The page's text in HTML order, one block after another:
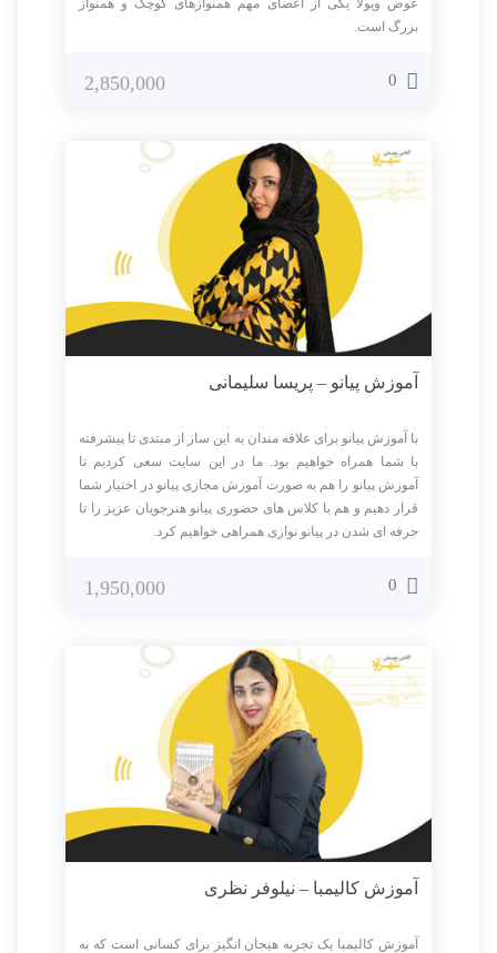
عوض ویولا یکی از اعضای مهم همنوازهای کوچک و همنواز
بزرگ است.
0
2,850,000
آموزش پیانو – پریسا سلیمانی
با آموزش پیانو برای علاقه مندان به این ساز از مبتدی تا پیشرفته
با شما همراه خواهیم بود. ما در این سایت سعی کردیم تا
آموزش پیانو را هم به صورت آموزش مجازی پیانو در اختیار شما
قرار دهیم و هم با کلاس های حضوری پیانو هنرجویان عزیز را تا
حرفه ای شدن در پیانو نوازی همراهی خواهیم کرد.
0
1,950,000
آموزش کالیمبا – نیلوفر نظری
آموزش کالیمبا یک تجربه هیجان انگیز برای کسانی است که به